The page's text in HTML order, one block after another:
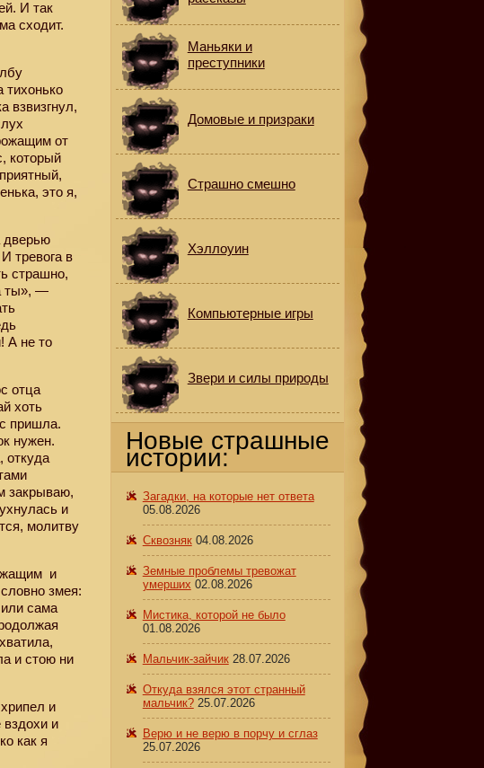
И так
сходит.
тихонько
взвизгнул,
от
который
это я,
дверью
тревога в
страшно,
ты», —
А не то
отца
хоть
пришла.
нужен.
откуда
закрываю,
и
молитву
и
змея:
сама
и стою ни
и
и
как я
Маньяки и
преступники
Домовые и призраки
Страшно смешно
Хэллоуин
Компьютерные игры
Звери и силы природы
Новые страшные
истории:
Загадки, на которые нет ответа
05.08.2026
Сквозняк 04.08.2026
Земные проблемы тревожат
умерших 02.08.2026
Мистика, которой не было
01.08.2026
Мальчик-зайчик 28.07.2026
Откуда взялся этот странный
мальчик? 25.07.2026
Верю и не верю в порчу и сглаз
25.07.2026